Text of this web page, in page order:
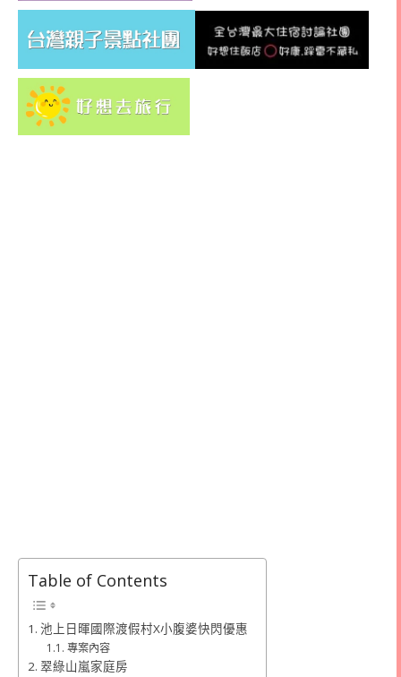
Table of Contents
池上日暉國際渡假村X小腹婆快閃優惠
專案內容
翠綠山嵐家庭房